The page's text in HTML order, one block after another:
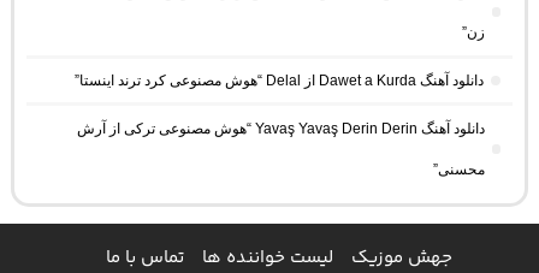
زن”
دانلود آهنگ Dawet a Kurda از Delal “هوش مصنوعی کرد ترند اینستا”
دانلود آهنگ Yavaş Yavaş Derin Derin “هوش مصنوعی ترکی از آرش
محسنی”
جهش موزیک لیست خواننده ها تماس با ما